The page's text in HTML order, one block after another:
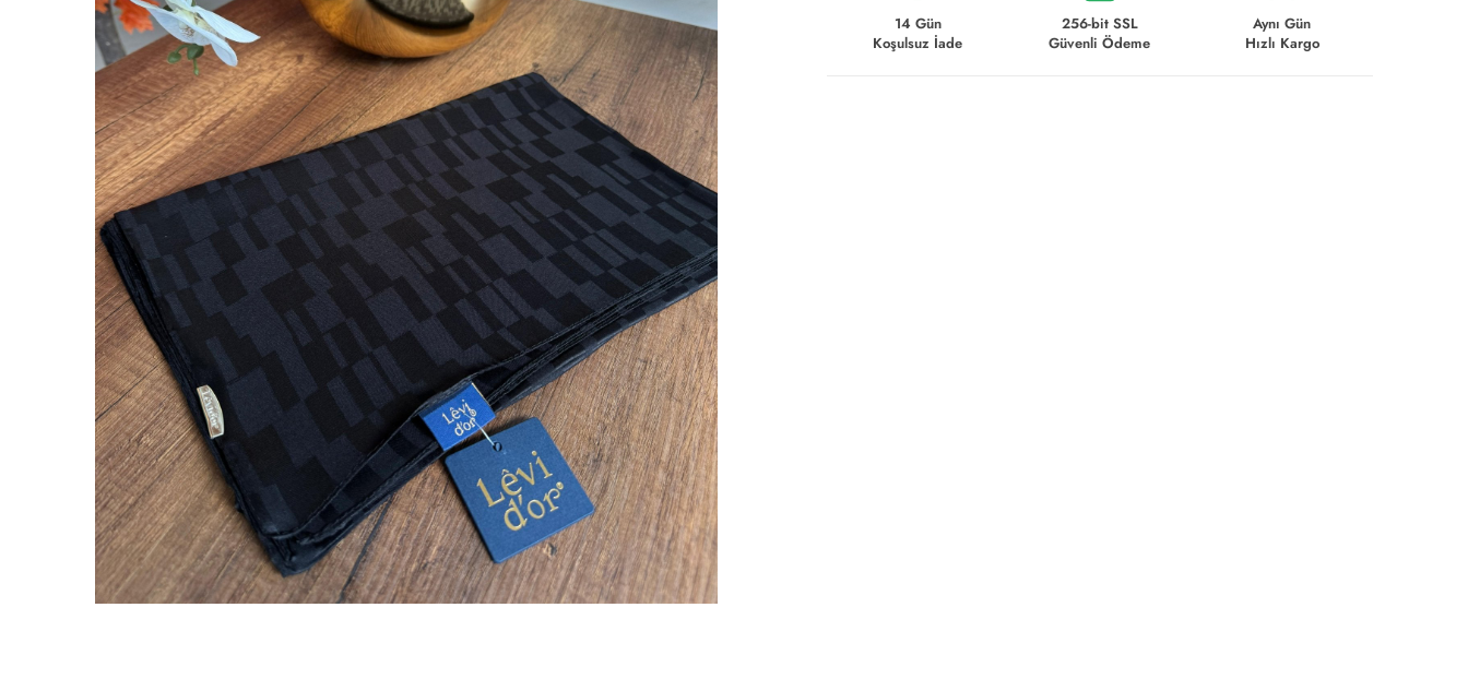
14 Gün
Koşulsuz İade
256-bit SSL
Güvenli Ödeme
Aynı Gün
Hızlı Kargo